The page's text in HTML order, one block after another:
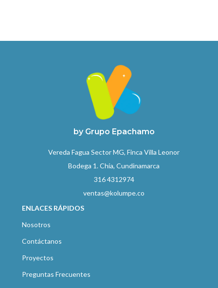
by Grupo Epachamo
Vereda Fagua Sector MG, Finca Villa Leonor
Bodega 1. Chía, Cundinamarca
316 4312974
ventas@kolumpe.co
ENLACES RÁPIDOS
Nosotros
Contáctanos
Proyectos
Preguntas Frecuentes